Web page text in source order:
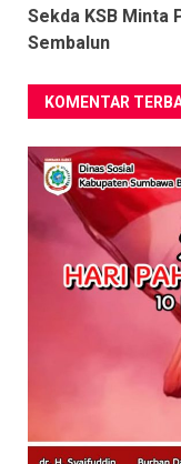
Sekda KSB Minta
Sembalun
KOMENTAR